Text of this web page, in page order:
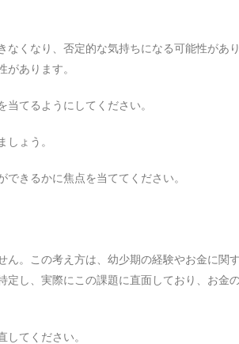
くなり、否定的な気持ちになる可能性があ
あります。
てるようにしてください。
ょう。
きるかに焦点を当ててください。
。この考え方は、幼少期の経験やお金に関
し、実際にこの課題に直面しており、お金
てください。